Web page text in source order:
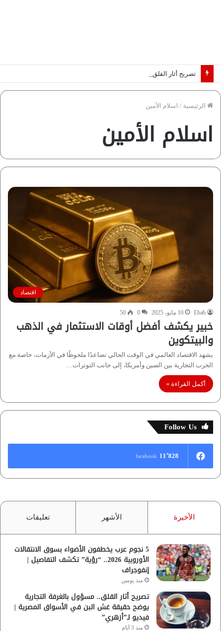
الرئيسية / اسلام الأمين
اسلام الأمين
اقتصاد
Ehab 10 مايو، 2025 0
50
خبير يكشف أفضل أوقات الاستثمار في الذهب
والبيتكوين
يشهد الاقتصاد العالمي في الوقت الحالي تصاعدًا ملحوظًا في الأزمات، خاصة مع
الحرب التجارية بين الصين وأمريكا، إلى جانب التوترات…
أكمل القراءة »
Follow Us
11٬828 facebook
الأخيرة الأشهر تعليقات
5 نجوم عرب يخطفون الأضواء بسوق الانتقالات
الأوروبية 2026.. “رؤية” تكشف التفاصيل |
إنفوجراف
منذ يومين
تصريح أثار القلق.. مسؤول بالغرفة التجارية
يوضح حقيقة غش البن في الأسواق المصرية |
فيديو لـ”أزهري”
منذ 3 أيام